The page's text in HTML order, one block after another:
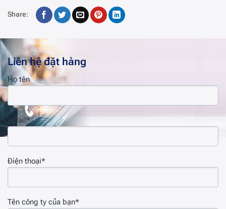
Share:
Liên hệ đặt hàng
Họ tên
Email*
Điện thoại*
Tên công ty của bạn*